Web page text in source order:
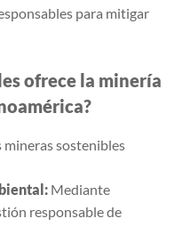
para mitigar
ofrece la minería
mineras sostenibles
Mediante
responsable de